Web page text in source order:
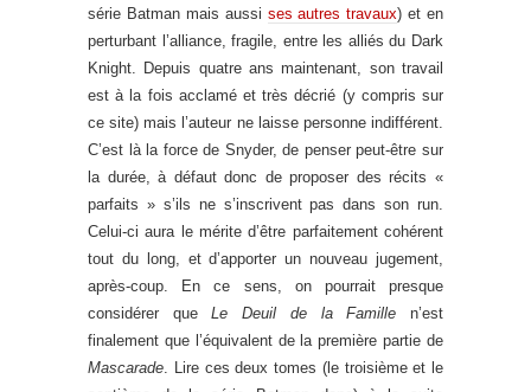
série Batman mais aussi ses autres travaux) et en
perturbant l’alliance, fragile, entre les alliés du Dark
Knight. Depuis quatre ans maintenant, son travail
est à la fois acclamé et très décrié (y compris sur
ce site) mais l’auteur ne laisse personne indifférent.
C’est là la force de Snyder, de penser peut-être sur
la durée, à défaut donc de proposer des récits «
parfaits » s’ils ne s’inscrivent pas dans son run.
Celui-ci aura le mérite d’être parfaitement cohérent
tout du long, et d’apporter un nouveau jugement,
après-coup. En ce sens, on pourrait presque
considérer queLe Deuil de la Famille n’est
finalement que l’équivalent de la première partie de
Mascarade . Lire ces deux tomes (le troisième et le